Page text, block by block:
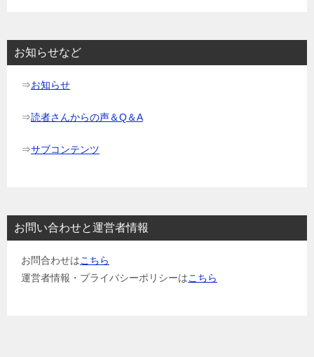
ョ
お知らせなど
⇒お知らせ
⇒読者さんからの声＆Q＆A
⇒サブコンテンツ
お問い合わせと運営者情報
お問合わせはこちら
運営者情報・プライバシーポリシーはこちら